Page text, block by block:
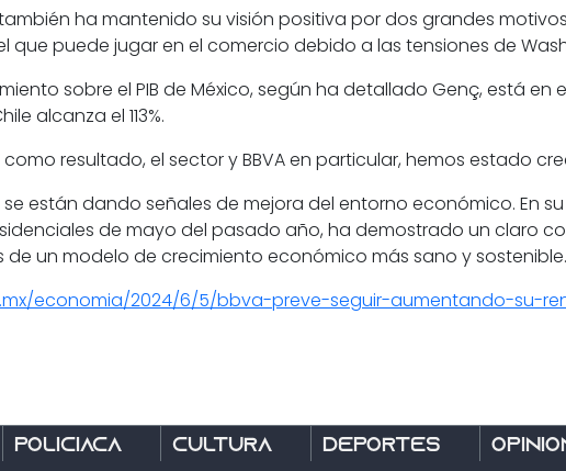
ha mantenido su visión positiva por dos grandes
que puede jugar en el comercio debido a las tensiones de
sobre el PIB de México, según ha detallado Genç, está en
alcanza el 113%.
como resultado, el sector y BBVA en particular, hemos estado
están dando señales de mejora del entorno económico. En
de mayo del pasado año, ha demostrado un claro
un modelo de crecimiento económico más sano y sostenible.
economia/2024/6/5/bbva-preve-seguir-aumentando-su-
Policíaca Cultura Deportes